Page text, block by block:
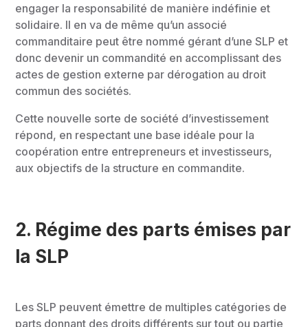
engager la responsabilité de manière indéfinie et
solidaire. Il en va de même qu’un associé
commanditaire peut être nommé gérant d’une SLP et
donc devenir un commandité en accomplissant des
actes de gestion externe par dérogation au droit
commun des sociétés.
Cette nouvelle sorte de société d’investissement
répond, en respectant une base idéale pour la
coopération entre entrepreneurs et investisseurs,
aux objectifs de la structure en commandite.
2. Régime des parts émises par
la SLP
Les SLP peuvent émettre de multiples catégories de
parts donnant des droits différents sur tout ou partie